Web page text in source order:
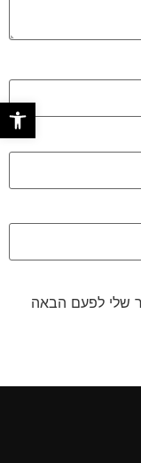
שלי לפעם הבאה
פתח